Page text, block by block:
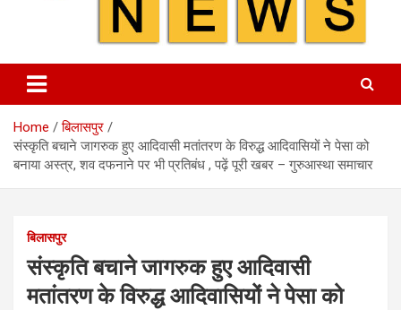
Home
बिलासपुर
संस्कृति बचाने जागरुक हुए आदिवासी मतांतरण के विरुद्ध आदिवासियों ने पेसा को
बनाया अस्त्र, शव दफनाने पर भी प्रतिबंध , पढ़ें पूरी खबर – गुरुआस्था समाचार
बिलासपुर
संस्कृति बचाने जागरुक हुए आदिवासी
मतांतरण के विरुद्ध आदिवासियों ने पेसा को